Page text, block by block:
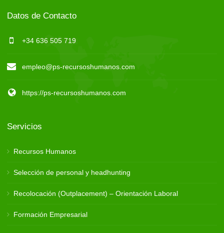
Datos de Contacto
+34 636 505 719
empleo@ps-recursoshumanos.com
https://ps-recursoshumanos.com
Servicios
Recursos Humanos
Selección de personal y headhunting
Recolocación (Outplacement) – Orientación Laboral
Formación Empresarial